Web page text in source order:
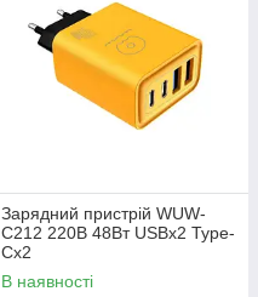
Зарядний пристрій WUW-
C212 220В 48Вт USBx2 Type-
Cx2
В наявності